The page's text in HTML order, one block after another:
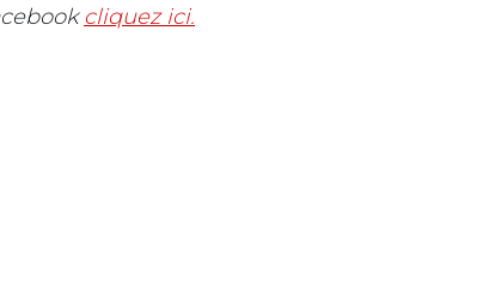
cliquez ici.